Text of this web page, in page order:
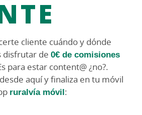
cliente cuándo y dónde
disfrutar de 0€ de comisiones
para estar content@ ¿no?.
aquí y finaliza en tu móvil
ruralvía móvil: